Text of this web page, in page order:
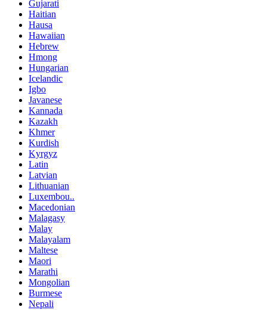
Gujarati
Haitian
Hausa
Hawaiian
Hebrew
Hmong
Hungarian
Icelandic
Igbo
Javanese
Kannada
Kazakh
Khmer
Kurdish
Kyrgyz
Latin
Latvian
Lithuanian
Luxembou..
Macedonian
Malagasy
Malay
Malayalam
Maltese
Maori
Marathi
Mongolian
Burmese
Nepali